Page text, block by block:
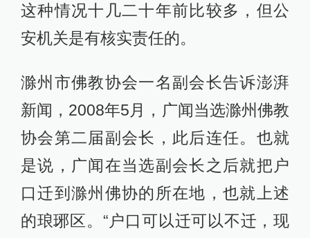
这种情况十几二十年前比较多，但公
安机关是有核实责任的。
滁州市佛教协会一名副会长告诉澎湃
新闻，2008年5月，广闻当选滁州佛教
协会第二届副会长，此后连任。也就
是说，广闻在当选副会长之后就把户
口迁到滁州佛协的所在地，也就上述
的琅琊区。“户口可以迁可以不迁，现